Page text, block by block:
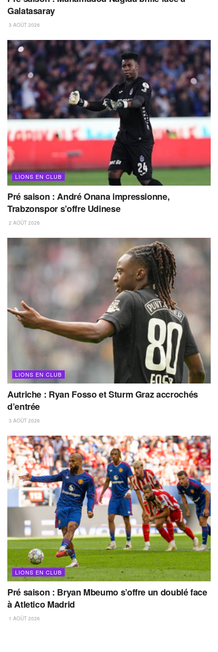
Galatasaray
3 AOÛT 2026
LIONS EN CLUB
Pré saison : André Onana impressionne,
Trabzonspor s’offre Udinese
2 AOÛT 2026
LIONS EN CLUB
Autriche : Ryan Fosso et Sturm Graz accrochés
d’entrée
3 AOÛT 2026
LIONS EN CLUB
Pré saison : Bryan Mbeumo s’offre un doublé face
à Atletico Madrid
1 AOÛT 2026